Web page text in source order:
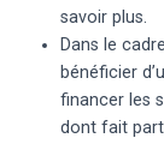
savoir plus.
Dans le
bénéficier
financer les
dont fait